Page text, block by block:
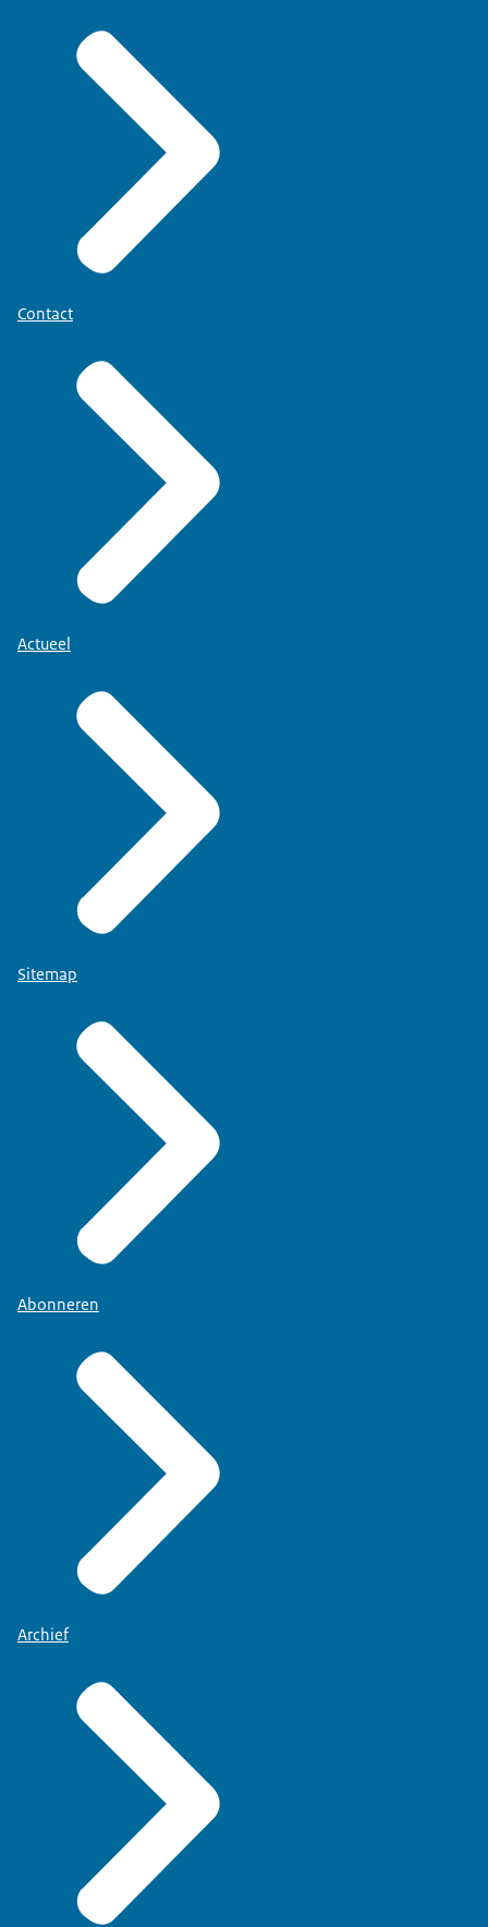
Contact
Actueel
Sitemap
Abonneren
Archief